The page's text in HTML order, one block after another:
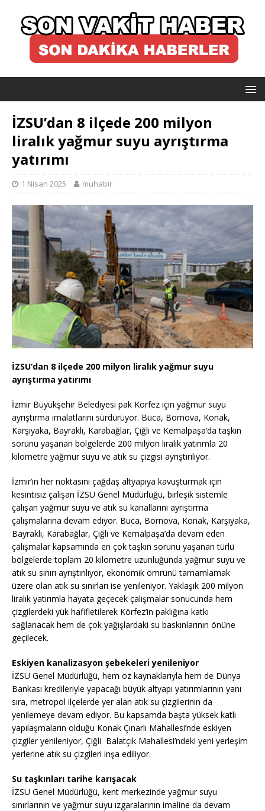
İZSU’dan 8 ilçede 200 milyon
liralık yağmur suyu ayrıştırma
yatırımı
1 Nisan 2025 muhabir
İZSU’dan 8 ilçede 200 milyon liralık yağmur suyu
ayrıştırma yatırımı
İzmir Büyükşehir Belediyesi pak Körfez için yağmur suyu
ayrıştırma imalatlarını sürdürüyor. Buca, Bornova, Konak,
Karşıyaka, Bayraklı, Karabağlar, Çiğli ve Kemalpaşa’da taşkın
sorunu yaşanan bölgelerde 200 milyon liralık yatırımla 20
kilometre yağmur suyu ve atık su çizgisi ayrıştırılıyor.
İzmir’in her noktasını çağdaş altyapıya kavuşturmak için
kesintisiz çalışan İZSU Genel Müdürlüğü, birleşik sistemle
çalışan yağmur suyu ve atık su kanallarını ayrıştırma
çalışmalarına devam ediyor. Buca, Bornova, Konak, Karşıyaka,
Bayraklı, Karabağlar, Çiğli ve Kemalpaşa’da devam eden
çalışmalar kapsamında en çok taşkın sorunu yaşanan türlü
bölgelerde toplam 20 kilometre uzunluğunda yağmur suyu ve
atık su sınırı ayrıştırılıyor, ekonomik ömrünü tamamlamak
üzere olan atık su sınırları ise yenileniyor. Yaklaşık 200 milyon
liralık yatırımla hayata geçecek çalışmalar sonucunda hem
çizgilerdeki yük hafifletilerek Körfez’in paklığına katkı
sağlanacak hem de çok yağışlardaki su baskınlarının önüne
geçilecek.
Eskiyen kanalizasyon şebekeleri yenileniyor
İZSU Genel Müdürlüğü, hem öz kaynaklarıyla hem de Dünya
Bankası kredileriyle yapacağı büyük altyapı yatırımlarının yanı
sıra, metropol ilçelerde yer alan atık su çizgilerinin da
yenilemeye devam ediyor. Bu kapsamda başta yüksek katlı
yapılaşmaların olduğu Konak Çınarlı Mahallesi’nde eskiyen
çizgiler yenileniyor, Çiğli Balatçık Mahallesi’ndeki yeni yerleşim
yerlerine atık su çizgileri inşa ediliyor.
Su taşkınları tarihe karışacak
İZSU Genel Müdürlüğü, kent merkezinde yağmur suyu
sınırlarının ve yağmur suyu ızgaralarının imaline da devam